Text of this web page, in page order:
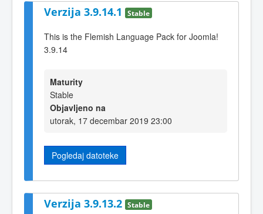
Verzija 3.9.14.1 Stable
This is the Flemish Language Pack for Joomla!
3.9.14
Maturity
Stable
Objavljeno na
utorak, 17 decembar 2019 23:00
Pogledaj datoteke
Verzija 3.9.13.2 Stable